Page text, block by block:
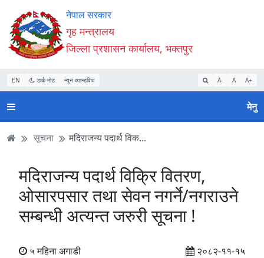
Accessibility
Mode
सुरु
गर्नुहोस्
सामाग्री
पढ्नुहाेस्
नेभिगेसन
पढ्नुहाेस्
वेबसाइट
खोजमा
जानुहोस्
नेपाल सरकार
गृह मन्त्रालय
जिल्ला प्रशासन कार्यालय, भक्तपुर
EN डार्क मोड न्यून व्यान्डविथ A- A A+
मेनु
सूचना मदिराजन्य पदार्थ विक...
मदिराजन्य पदार्थ विक्रि वितरण,
ओसारपसार तथा सेवन नगर्ने/नगराउने
सम्बन्धी अत्यन्त जरुरी सूचना !
५ महिना अगाडी २०८२-११-१५